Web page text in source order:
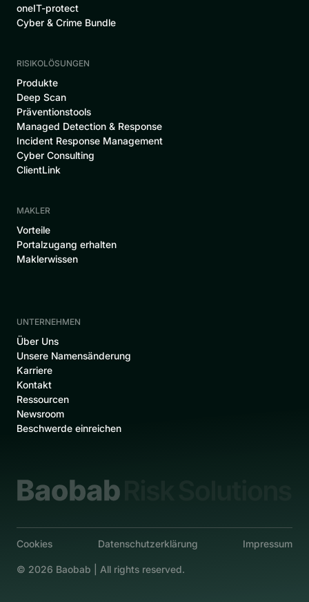
oneIT-protect
Cyber & Crime Bundle
RISIKOLÖSUNGEN
Produkte
Deep Scan
Präventionstools
Managed Detection & Response
Incident Response Management
Cyber Consulting
ClientLink
MAKLER
Vorteile
Portalzugang erhalten
Maklerwissen
UNTERNEHMEN
‍Über Uns
Unsere Namensänderung
Karriere
Kontakt
Ressourcen
Newsroom
Beschwerde einreichen
© 2026 Baobab | All rights reserved.
Cookies Datenschutzerklärung Impressum